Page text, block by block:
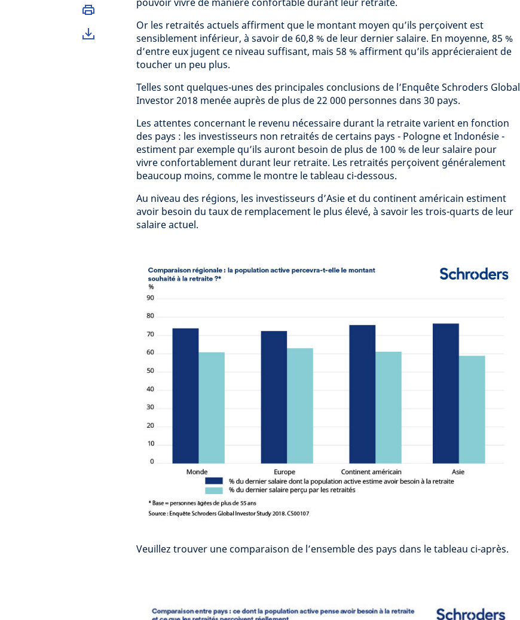
Or les retraités actuels affirment que le montant moyen qu’ils perçoivent est
sensiblement inférieur, à savoir de 60,8 % de leur dernier salaire. En moyenne, 85 %
d’entre eux jugent ce niveau suffisant, mais 58 % affirment qu’ils apprécieraient de
toucher un peu plus.
Telles sont quelques-unes des principales conclusions de l’Enquête Schroders Global
Investor 2018 menée auprès de plus de 22 000 personnes dans 30 pays.
Les attentes concernant le revenu nécessaire durant la retraite varient en fonction
des pays : les investisseurs non retraités de certains pays - Pologne et Indonésie -
estiment par exemple qu’ils auront besoin de plus de 100 % de leur salaire pour
vivre confortablement durant leur retraite. Les retraités perçoivent généralement
beaucoup moins, comme le montre le tableau ci-dessous.
Au niveau des régions, les investisseurs d’Asie et du continent américain estiment
avoir besoin du taux de remplacement le plus élevé, à savoir les trois-quarts de leur
salaire actuel.
Veuillez trouver une comparaison de l’ensemble des pays dans le tableau ci-après.